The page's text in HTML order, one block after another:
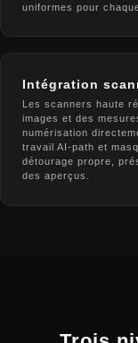
uniformes pour
Intégration
Les scanners haute
images et des
numérisation
travail AI-path et
détourage propre,
des aperçus.